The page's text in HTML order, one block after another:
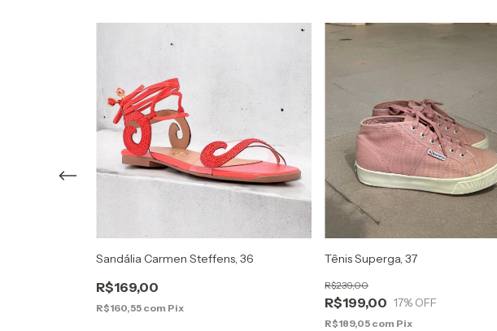
Sandália Carmen Steffens, 36
R$169,00
R$160,55 com Pix
Tênis Superga, 37
R$199,00
R$239,00
17% OFF
R$189,05 com Pix